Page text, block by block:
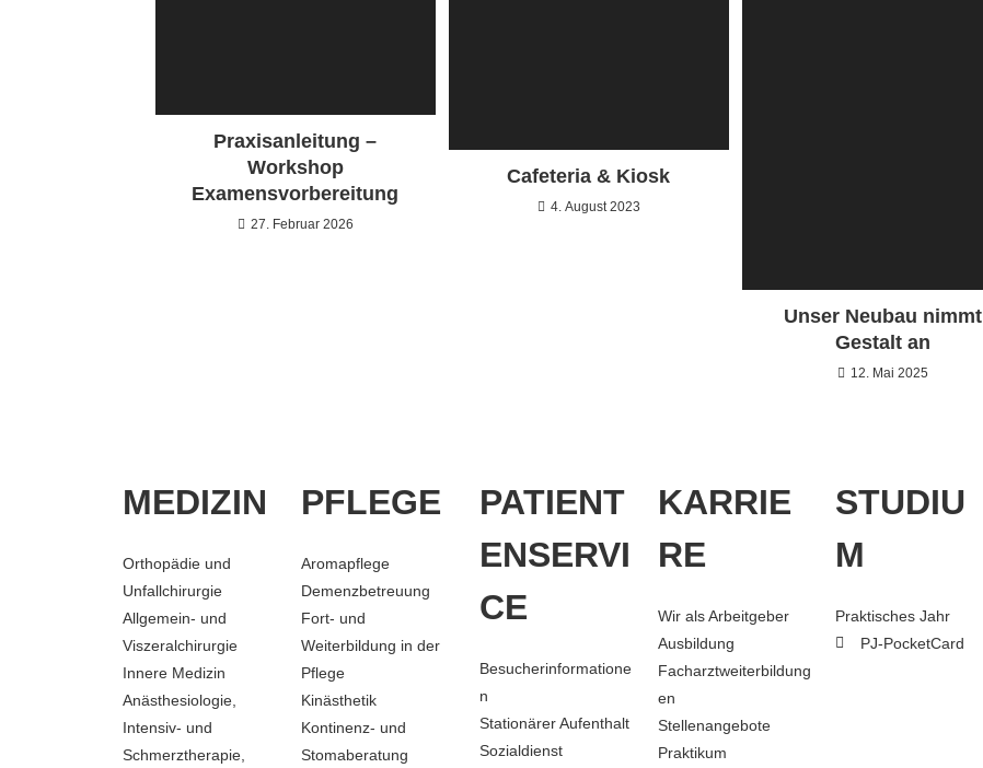
Praxisanleitung –
Workshop
Examensvorbereitung
27. Februar 2026
Cafeteria & Kiosk
4. August 2023
Unser Neubau nimmt
Gestalt an
12. Mai 2025
MEDIZIN
Orthopädie und
Unfallchirurgie
Allgemein- und
Viszeralchirurgie
Innere Medizin
Anästhesiologie,
Intensiv- und
Schmerztherapie,
PFLEGE
Aromapflege
Demenzbetreuung
Fort- und
Weiterbildung in der
Pflege
Kinästhetik
Kontinenz- und
Stomaberatung
PATIENT
ENSERVI
CE
Besucherinformatione
n
Stationärer Aufenthalt
Sozialdienst
KARRIE
RE
Wir als Arbeitgeber
Ausbildung
Facharztweiterbildung
en
Stellenangebote
Praktikum
STUDIU
M
Praktisches Jahr
PJ-PocketCard